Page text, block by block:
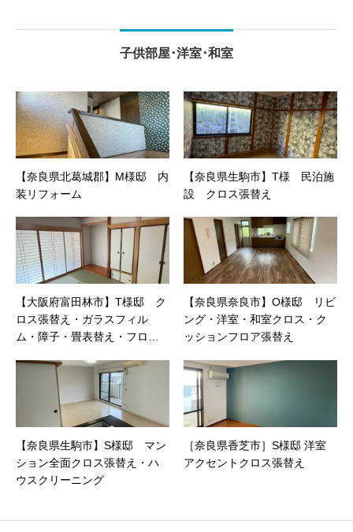
子供部屋･洋室･和室
【奈良県北葛城郡】M様邸 内
装リフォーム
【奈良県生駒市】T様 民泊施
設 クロス張替え
【大阪府富田林市】T様邸 ク
ロス張替え・ガラスフィル
ム・障子・畳表替え・フロー
【奈良県奈良市】O様邸 リビ
ング・洋室・和室クロス・ク
ッションフロア張替え
【奈良県生駒市】S様邸 マン
ション全面クロス張替え・ハ
ウスクリーニング
［奈良県香芝市］S様邸 洋室
アクセントクロス張替え